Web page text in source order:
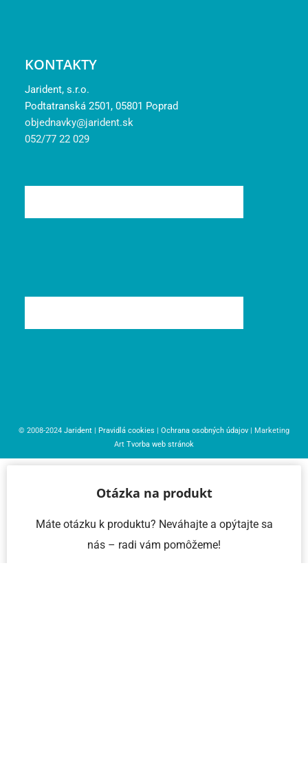
KONTAKTY
Jarident, s.r.o.
Podtatranská 2501, 05801 Poprad
objednavky@jarident.sk
052/77 22 029
© 2008-2024 Jarident Pravidlá cookies Ochrana osobných údajov | Marketing
Art Tvorba web stránok
Otázka na produkt
Máte otázku k produktu? Neváhajte a opýtajte sa
nás – radi vám pomôžeme!